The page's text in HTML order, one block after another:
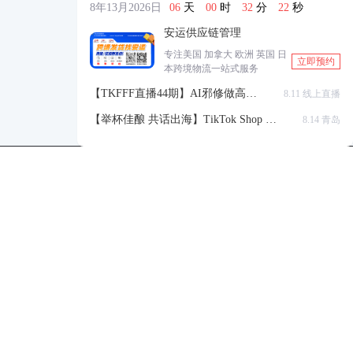
8年13月2026日 06 天 00 时 32 分 22 秒
安运供应链管理
专注美国 加拿大 欧洲 英国 日
本跨境物流一站式服务
立即预约
【TKFFF直播44期】AI邪修做高点
带货视频
8.11 线上直播
【举杯佳酿 共话出海】TikTok Shop 全
8.14 青岛